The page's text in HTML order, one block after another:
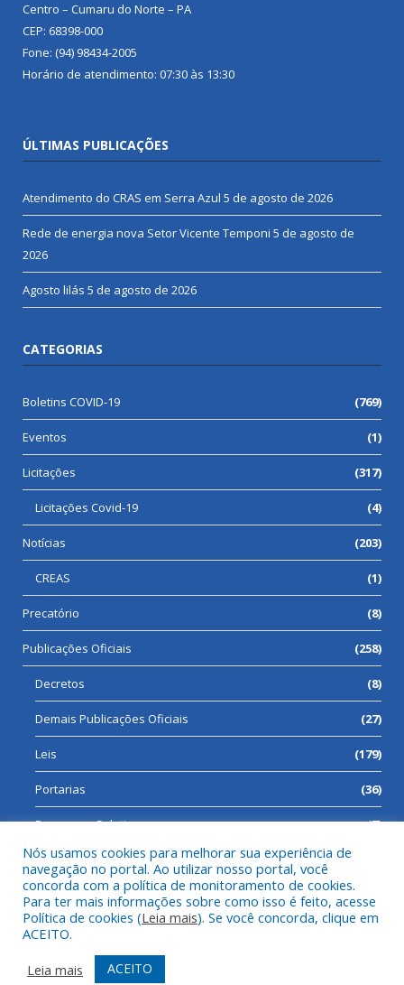
Centro – Cumaru do Norte – PA
CEP: 68398-000
Fone: (94) 98434-2005
Horário de atendimento: 07:30 às 13:30
ÚLTIMAS PUBLICAÇÕES
Atendimento do CRAS em Serra Azul 5 de agosto de 2026
Rede de energia nova Setor Vicente Temponi 5 de agosto de
2026
Agosto lilás 5 de agosto de 2026
CATEGORIAS
Boletins COVID-19 (769)
Eventos (1)
Licitações (317)
Licitações Covid-19 (4)
Notícias (203)
CREAS (1)
Precatório (8)
Publicações Oficiais (258)
Decretos (8)
Demais Publicações Oficiais (27)
Leis (179)
Portarias (36)
Processos Seletivos (7)
Todos os direitos reservados a Prefeitura Municipal de Cumaru
do Norte.
Mapa do Site
Acessar Área Administrativa
Nós usamos cookies para melhorar sua experiência de
navegação no portal. Ao utilizar nosso portal, você
concorda com a política de monitoramento de cookies.
Para ter mais informações sobre como isso é feito, acesse
Política de cookies (Leia mais). Se você concorda, clique em
ACEITO.
Leia mais
ACEITO